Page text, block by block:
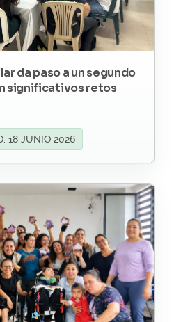
da paso a un segundo
significativos retos
18 JUNIO 2026